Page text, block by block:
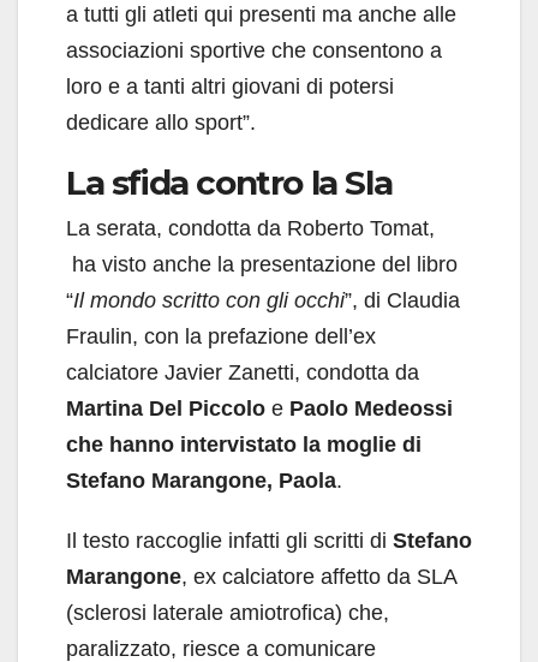
a tutti gli atleti qui presenti ma anche alle
associazioni sportive che consentono a
loro e a tanti altri giovani di potersi
dedicare allo sport”.
La sfida contro la Sla
La serata, condotta da Roberto Tomat,
ha visto anche la presentazione del libro
“Il mondo scritto con gli occhi”, di Claudia
Fraulin, con la prefazione dell’ex
calciatore Javier Zanetti, condotta da
Martina Del Piccolo e Paolo Medeossi
che hanno intervistato la moglie di
Stefano Marangone, Paola.
Il testo raccoglie infatti gli scritti di Stefano
Marangone, ex calciatore affetto da SLA
(sclerosi laterale amiotrofica) che,
paralizzato, riesce a comunicare